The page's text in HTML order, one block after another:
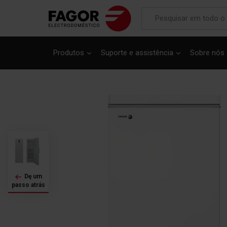
Produtos Suporte e assistência Sobre nós
Dę um
passo atrás
para